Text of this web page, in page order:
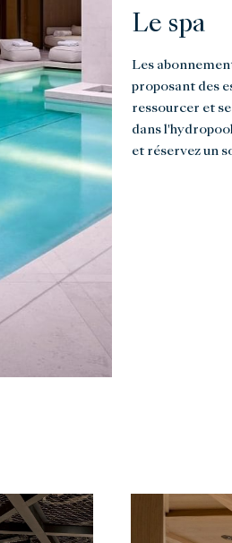
Le spa
Les
proposant des
ressourcer et
dans
et réservez un